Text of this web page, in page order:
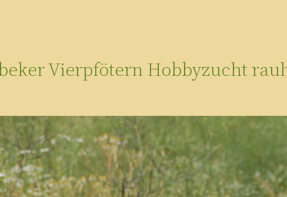
Vierpfötern Hobbyzucht